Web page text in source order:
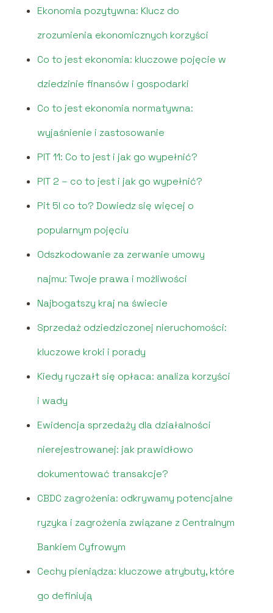
Ekonomia pozytywna: Klucz do
zrozumienia ekonomicznych korzyści
Co to jest ekonomia: kluczowe pojęcie w
dziedzinie finansów i gospodarki
Co to jest ekonomia normatywna:
wyjaśnienie i zastosowanie
PIT 11: Co to jest i jak go wypełnić?
PIT 2 – co to jest i jak go wypełnić?
Pit 5l co to? Dowiedz się więcej o
popularnym pojęciu
Odszkodowanie za zerwanie umowy
najmu: Twoje prawa i możliwości
Najbogatszy kraj na świecie
Sprzedaż odziedziczonej nieruchomości:
kluczowe kroki i porady
Kiedy ryczałt się opłaca: analiza korzyści
i wady
Ewidencja sprzedaży dla działalności
nierejestrowanej: jak prawidłowo
dokumentować transakcje?
CBDC zagrożenia: odkrywamy potencjalne
ryzyka i zagrożenia związane z Centralnym
Bankiem Cyfrowym
Cechy pieniądza: kluczowe atrybuty, które
go definiują